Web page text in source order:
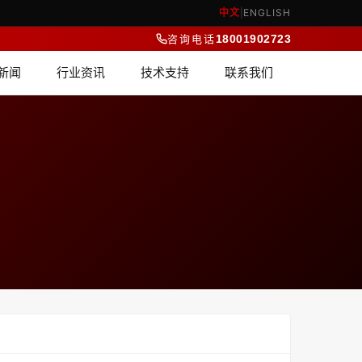
中文 ENGLISH
咨询电话18001902723
闻 行业资讯 技术支持 联系我们